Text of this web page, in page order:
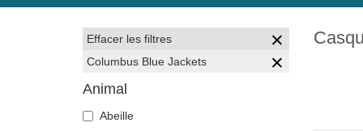
Effacer les filtres
Columbus Blue Jackets
Animal
Abeille